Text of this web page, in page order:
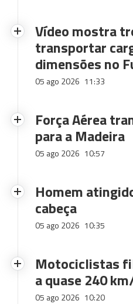
Vídeo mostra
transportar
dimensões no
05 ago 2026 11:33
Força Aérea
para a Madeira
05 ago 2026 10:57
Homem
cabeça
05 ago 2026 10:35
Motociclistas
a quase 240
05 ago 2026 10:20